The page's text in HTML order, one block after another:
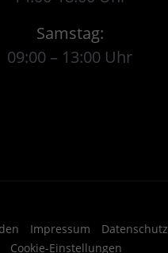
Samstag:
09:00 – 13:00 Uhr
Impressum
Datenschutz
Cookie-Einstellungen